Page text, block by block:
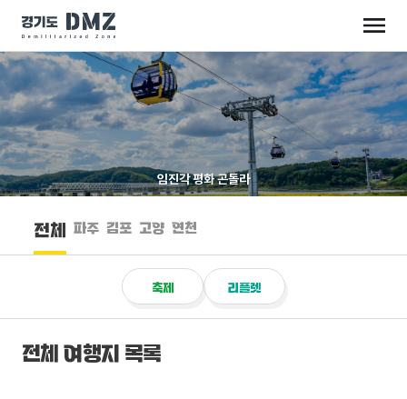
임진각 평화 곤돌라
전체 파주 김포 고양 연천
축제 리플렛
전체 여행지 목록